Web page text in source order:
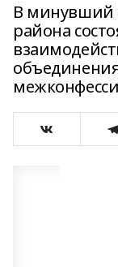
В минувший
района